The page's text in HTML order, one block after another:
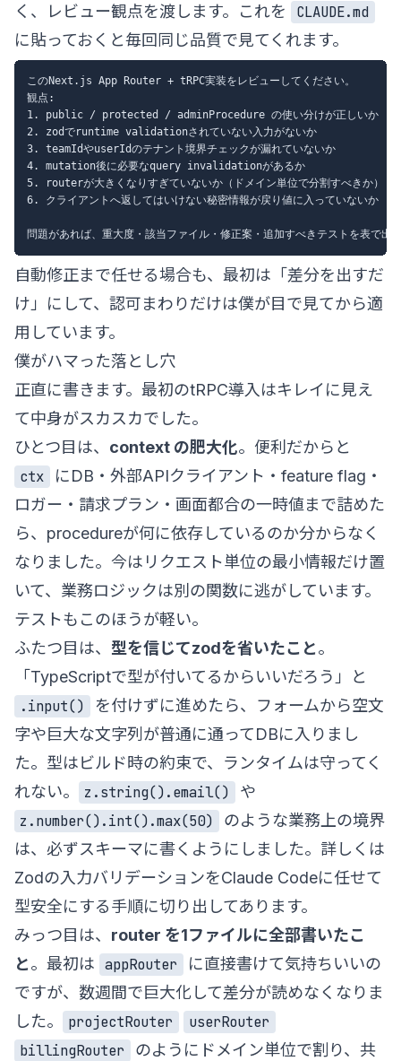
く、レビュー観点を渡します。これを
CLAUDE.md
に貼っておくと毎回同じ品質で見てくれます。
このNext.js App Router + tRPC実装をレビューしてください。
観点:
1. public / protected / adminProcedure の使い分けが正しいか
2. zodでruntime validationされていない入力がないか
3. teamIdやuserIdのテナント境界チェックが漏れていないか
4. mutation後に必要なquery invalidationがあるか
5. routerが大きくなりすぎていないか（ドメイン単位で分割すべきか）
6. クライアントへ返してはいけない秘密情報が戻り値に入っていないか
自動修正まで任せる場合も、最初は「差分を出すだ
け」にして、認可まわりだけは僕が目で見てから適
用しています。
僕がハマった落とし穴
正直に書きます。最初のtRPC導入はキレイに見え
て中身がスカスカでした。
ひとつ目は、 context の肥大化。便利だからと
ctx
にDB・外部APIクライアント・feature flag・
ロガー・請求プラン・画面都合の一時値まで詰めた
ら、procedureが何に依存しているのか分からなく
なりました。今はリクエスト単位の最小情報だけ置
いて、業務ロジックは別の関数に逃がしています。
テストもこのほうが軽い。
ふたつ目は、 型を信じてzodを省いたこと。
「TypeScriptで型が付いてるからいいだろう」と
.input()
を付けずに進めたら、フォームから空文
字や巨大な文字列が普通に通ってDBに入りまし
た。型はビルド時の約束で、ランタイムは守ってく
れない。
z.string().email()
や
z.number().int().max(50)
のような業務上の境界
は、必ずスキーマに書くようにしました。詳しくは
Zodの入力バリデーションをClaude Codeに任せて
型安全にする手順に切り出してあります。
みっつ目は、 router を1ファイルに全部書いたこ
と。最初は appRouter
に直接書けて気持ちいいの
ですが、数週間で巨大化して差分が読めなくなりま
した。
projectRouter
userRouter
billingRouter
のようにドメイン単位で割り、共